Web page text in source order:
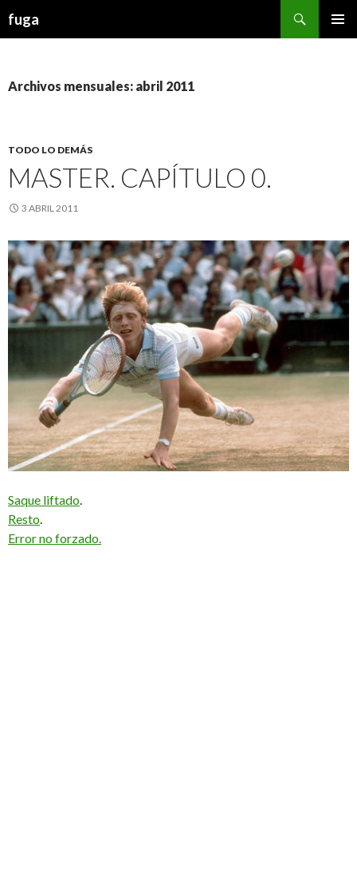
fuga
Archivos mensuales: abril 2011
TODO LO DEMÁS
MASTER. CAPÍTULO 0.
3 ABRIL 2011
Saque liftado
Resto
Error no forzado.